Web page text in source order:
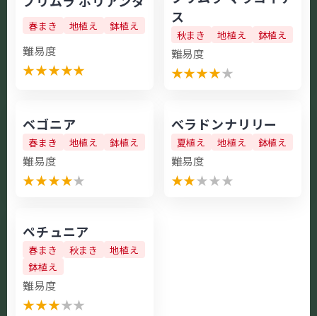
春まき 地植え 鉢植え
難易度
★★★★★
ス
秋まき 地植え 鉢植え
難易度
★★★★★
ベゴニア
春まき 地植え 鉢植え
難易度
★★★★★
べラドンナリリー
夏植え 地植え 鉢植え
難易度
★★★★★
ペチュニア
春まき 秋まき
地植え
鉢植え
難易度
★★★★★